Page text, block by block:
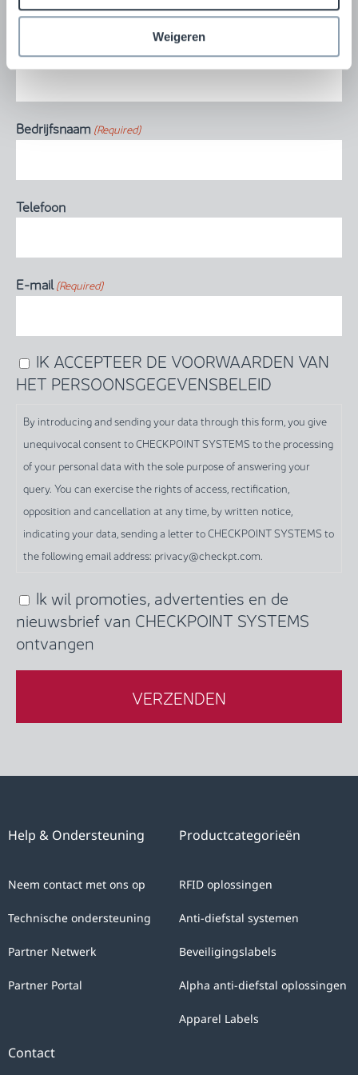
Weigeren
kasten en DC-oplossingen
Bedrijfsnaam (Required)
Telefoon
E-mail(Required)
By
introducing
sending
your
data
through
this
form,
you
unequivocal
consent
to
CHECKPOINT
personal
the
sole
answering
You
IK ACCEPTEER DE VOORWAARDEN VAN
HET PERSOONSGEGEVENSBELEID
By introducing and sending your data through this form, you give
unequivocal consent to CHECKPOINT SYSTEMS to the processing
of your personal data with the sole purpose of answering your
query. You can exercise the rights of access, rectification,
opposition and cancellation at any time, by written notice,
indicating your data, sending a letter to CHECKPOINT SYSTEMS to
the following email address: privacy@checkpt.com.
(Required)
Ik wil promoties, advertenties en de
nieuwsbrief van CHECKPOINT SYSTEMS
ontvangen
Productcategorieën
RFID oplossingen
Anti-diefstal systemen
Beveiligingslabels
Alpha anti-diefstal oplossingen
Apparel Labels
Help & Ondersteuning
Neem contact met ons op
Technische ondersteuning
Partner Netwerk
Partner Portal
Contact